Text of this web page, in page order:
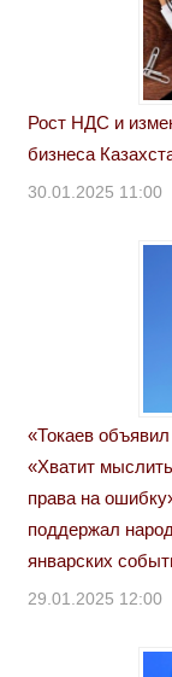
Рост НДС и
бизнеса
30.01.2025 11:00
«Токаев
«Хватит
права на
поддержал
январских
29.01.2025 12:00